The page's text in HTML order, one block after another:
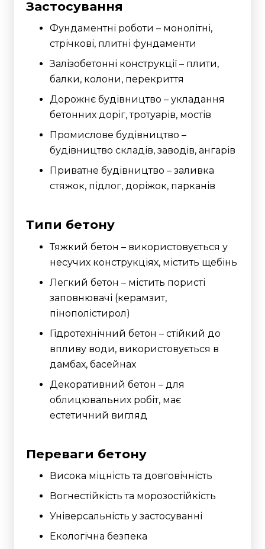
Застосування
Фундаментні роботи – монолітні,
стрічкові, плитні фундаменти
Залізобетонні конструкції – плити,
балки, колони, перекриття
Дорожнє будівництво – укладання
бетонних доріг, тротуарів, мостів
Промислове будівництво –
будівництво складів, заводів, ангарів
Приватне будівництво – заливка
стяжок, підлог, доріжок, парканів
Типи бетону
Тяжкий бетон – використовується у
несучих конструкціях, містить щебінь
Легкий бетон – містить пористі
заповнювачі (керамзит,
пінополістирол)
Гідротехнічний бетон – стійкий до
впливу води, використовується в
дамбах, басейнах
Декоративний бетон – для
облицювальних робіт, має
естетичний вигляд
Переваги бетону
Висока міцність та довговічність
Вогнестійкість та морозостійкість
Універсальність у застосуванні
Екологічна безпека